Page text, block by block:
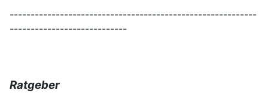
-----------------------------------------------------------
----------------------------
Ratgeber